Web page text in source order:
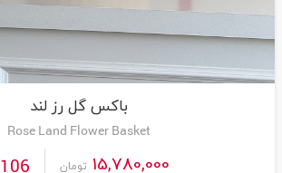
باکس گل رز لند
Rose Land Flower Basket
15,780,000 تومان 106